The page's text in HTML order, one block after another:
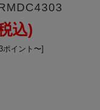
込)
ポイント〜]